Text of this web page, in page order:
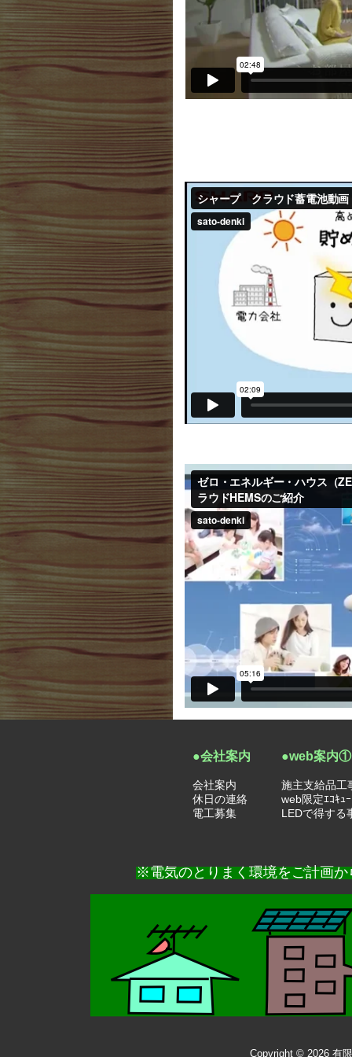
●会社案内
会社案内
休日の連絡
電工募集
●web案内①
施主支給品工
web限定ｴｺｷｭ
LEDで得する
※電気のとりまく環境をご計画
Copyright © 2026 有